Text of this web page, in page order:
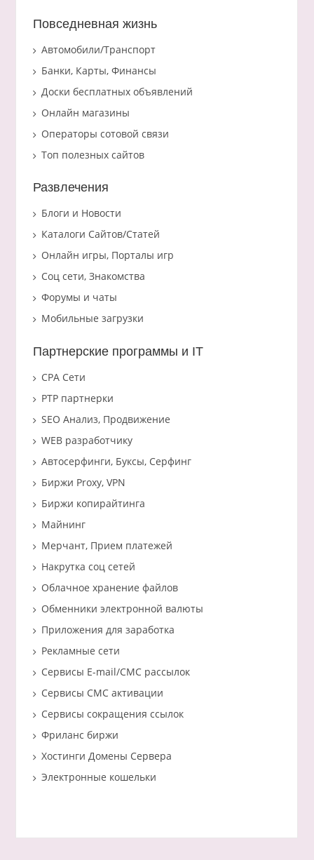
Повседневная жизнь
Автомобили/Транспорт
Банки, Карты, Финансы
Доски бесплатных объявлений
Онлайн магазины
Операторы сотовой связи
Топ полезных сайтов
Развлечения
Блоги и Новости
Каталоги Сайтов/Статей
Онлайн игры, Порталы игр
Соц сети, Знакомства
Форумы и чаты
Мобильные загрузки
Партнерские программы и IT
CPA Сети
PTP партнерки
SEO Анализ, Продвижение
WEB разработчику
Автосерфинги, Буксы, Серфинг
Биржи Proxy, VPN
Биржи копирайтинга
Майнинг
Мерчант, Прием платежей
Накрутка соц сетей
Облачное хранение файлов
Обменники электронной валюты
Приложения для заработка
Рекламные сети
Сервисы E-mail/СМС рассылок
Сервисы СМС активации
Сервисы сокращения ссылок
Фриланс биржи
Хостинги Домены Сервера
Электронные кошельки